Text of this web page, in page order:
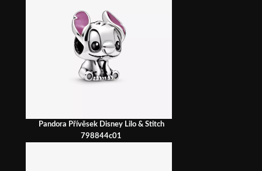
Pandora Přívěsek Disney Lilo & Stitch
798844c01